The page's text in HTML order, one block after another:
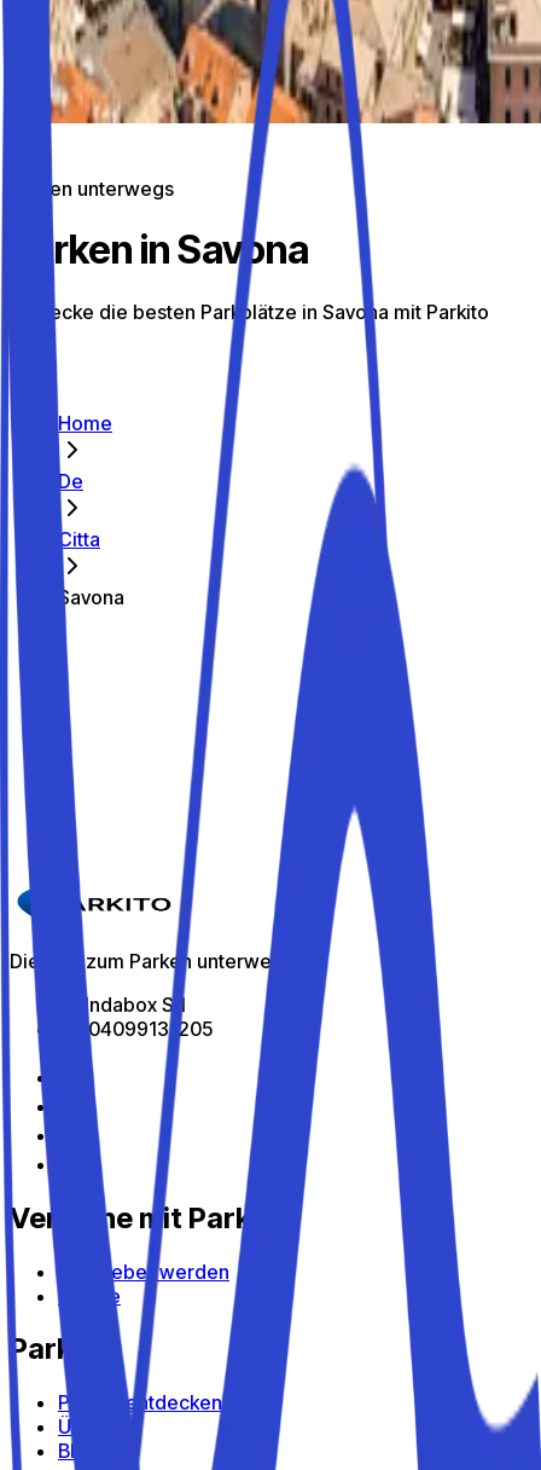
Parken unterwegs
Parken in Savona
Entdecke die besten Parkplätze in Savona mit Parkito
Home
De
Citta
Savona
Die besten Parkplätze in Savona
Parkito in Via Agostino Chiodo snc
Details
Parkito in Via Alessandria
Details
Die App zum Parken unterwegs
All Indabox Srl
P.I: 04099131205
Verdiene mit Parkito
Gastgeber werden
Geräte
Parkito
Parkito entdecken
Über uns
Blog